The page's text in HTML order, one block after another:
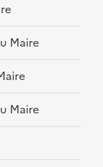
Maire
Maire